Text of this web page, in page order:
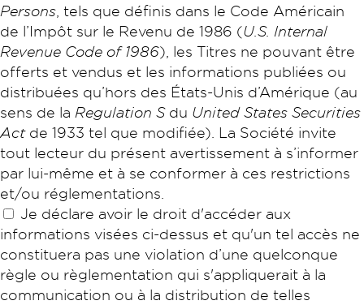
Persons , tels que définis dans le Code Américain
de l’Impôt sur le Revenu de 1986 (U.S. Internal
Revenue Code of 1986), les Titres ne pouvant être
offerts et vendus et les informations publiées ou
distribuées qu’hors des États-Unis d’Amérique (au
sens de la Regulation Sdu United States Securities
Actde 1933 tel que modifiée). La Société invite
tout lecteur du présent avertissement à s’informer
par lui-même et à se conformer à ces restrictions
et/ou réglementations.
Je déclare avoir le droit d'accéder aux
informations visées ci-dessus et qu'un tel accès ne
constituera pas une violation d’une quelconque
règle ou règlementation qui s'appliquerait à la
communication ou à la distribution de telles